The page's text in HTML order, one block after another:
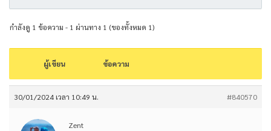
กำลังดู 1 ข้อความ - 1 ผ่านทาง 1 (ของทั้งหมด 1)
ผู้เขียน ข้อความ
30/01/2024 เวลา 10:49 น. #840570
Zent